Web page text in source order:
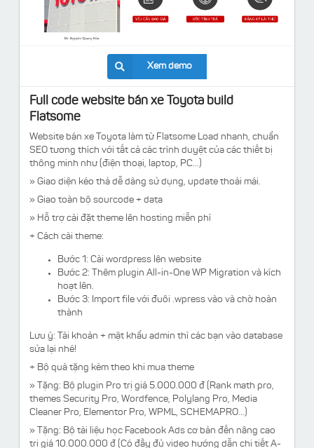
Xem demo
Full code website bán xe Toyota build
Flatsome
Website bán xe Toyota làm từ Flatsome Load nhanh, chuẩn
SEO tương thích với tất cả các trình duyệt của các thiết bị
thông minh như (điện thoại, laptop, PC...)
» Giao diện kéo thả dễ dàng sử dụng, update thoải mái.
» Giao toàn bộ sourcode + data
» Hỗ trợ cài đặt theme lên hosting miễn phí
+ Cách cài theme:
Bước 1: Cài wordpress lên website
Bước 2: Thêm plugin All-in-One WP Migration và kích
hoạt lên.
Bước 3: Import file với đuôi .wpress vào và chờ hoàn
thành
Lưu ý: Tài khoản + mật khẩu admin thì các bạn vào database
sửa lại nhé!
+ Bộ quà tặng kèm theo khi mua theme
» Tặng: Bộ plugin Pro trị giá 5.000.000 đ (Rank math pro,
themes Security Pro, Wordfence, Polylang Pro, Media
Cleaner Pro, Elementor Pro, WPML, SCHEMAPRO...)
» Tặng: Bộ tài liệu học Facebook Ads cơ bản đến nâng cao
trị giá 10.000.000 đ (Có đầy đủ video hướng dẫn chi tiết A-